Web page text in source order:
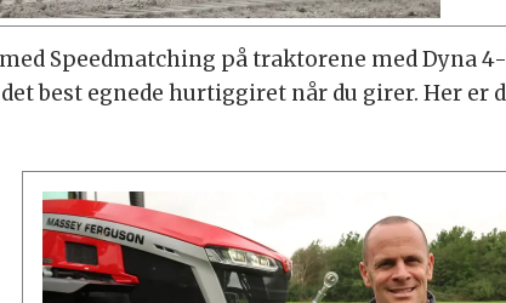
Speedmatching på traktorene med Dyna
best egnede hurtiggiret når du girer. Her er